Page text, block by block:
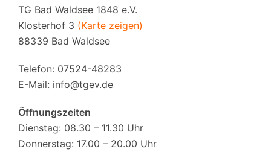
TG Bad Waldsee 1848 e.V.
Klosterhof 3 (Karte zeigen)
88339 Bad Waldsee
Telefon: 07524-48283
E-Mail: info@tgev.de
Öffnungszeiten
Dienstag: 08.30 – 11.30 Uhr
Donnerstag: 17.00 – 20.00 Uhr